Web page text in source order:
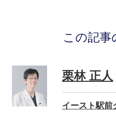
この記事
栗林 正人
イースト駅前